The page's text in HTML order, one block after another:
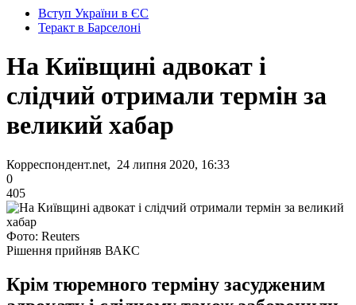
Вступ України в ЄС
Теракт в Барселоні
На Київщині адвокат і
слідчий отримали термін за
великий хабар
Корреспондент.net, 24 липня 2020, 16:33
0
405
Фото: Reuters
Рішення прийняв ВАКС
Крім тюремного терміну засудженим